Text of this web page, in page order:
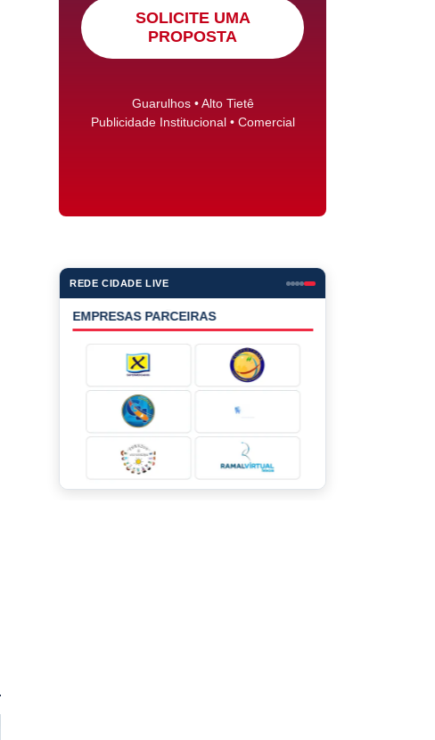
SOLICITE UMA
PROPOSTA
Guarulhos • Alto Tietê
Publicidade Institucional • Comercial
REDE CIDADE LIVE
EMPRESAS PARCEIRAS